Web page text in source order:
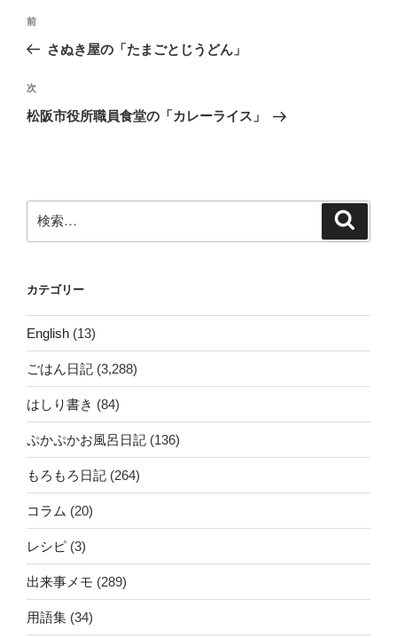
投
ビ
ゲ
ン
前
の
稿
前
さぬき屋の「たまごとじうどん」
次
の
次
松阪市役所職員食堂の「カレーライス」
索:
カテゴリー
English (13)
ごはん日記 (3,288)
はしり書き (84)
ぷかぷかお風呂日記 (136)
もろもろ日記 (264)
コラム (20)
レシピ (3)
出来事メモ (289)
用語集 (34)